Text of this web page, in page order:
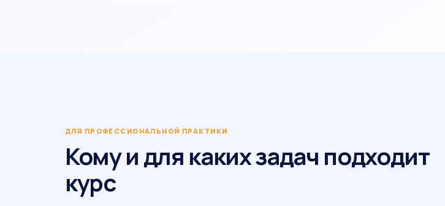
ДЛЯ ПРОФЕССИОНАЛЬНОЙ ПРАКТИКИ
Кому и для каких задач подходит
курс